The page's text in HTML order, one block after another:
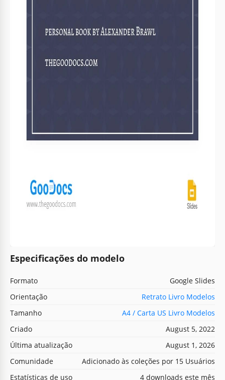
Especificações do modelo
Formato
Google Slides
Orientação
Retrato Livro Modelos
Tamanho
A4 / Carta US Livro Modelos
Criado
August 5, 2022
Última atualização
August 1, 2026
Comunidade
Adicionado às coleções por 15 Usuários
Estatísticas de uso
4 downloads este mês